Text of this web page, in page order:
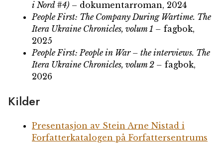
i Nord #4) – dokumentarroman, 2024
People First: The Company During Wartime. The
Itera Ukraine Chronicles, volum 1 – fagbok,
2025
People First: People in War – the interviews. The
Itera Ukraine Chronicles, volum 2 – fagbok,
2026
Kilder
Presentasjon av Stein Arne Nistad i
Forfatterkatalogen på Forfattersentrums